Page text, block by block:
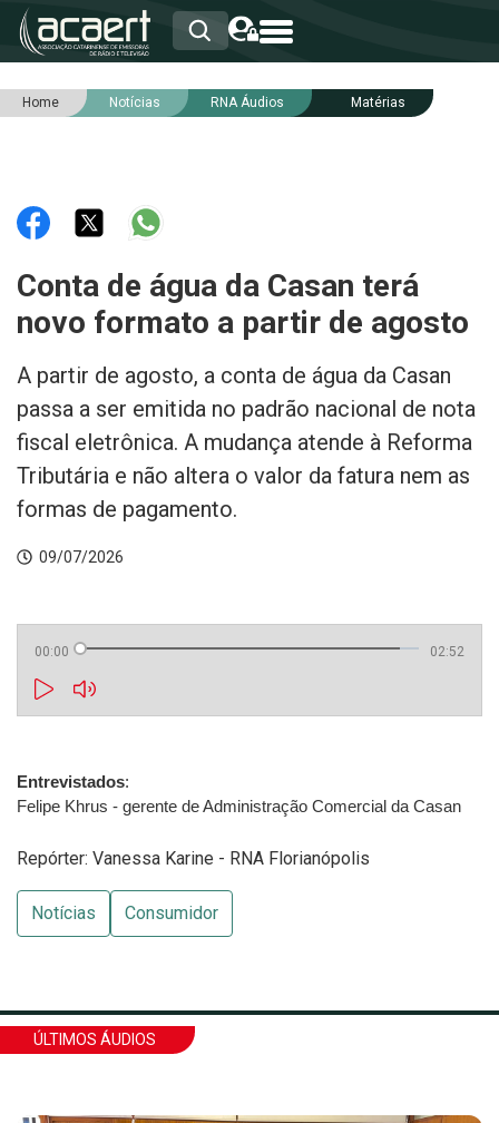
HOME
RNA
NOTÍCIAS
INTEGRIDADE
Home Notícias RNA Áudios Matérias
Conta de água da Casan terá
novo formato a partir de agosto
A partir de agosto, a conta de água da Casan
passa a ser emitida no padrão nacional de nota
fiscal eletrônica. A mudança atende à Reforma
Tributária e não altera o valor da fatura nem as
formas de pagamento.
09/07/2026
00:00 02:52
Entrevistados:
Felipe Khrus - gerente de Administração Comercial da Casan
Repórter: Vanessa Karine - RNA Florianópolis
Notícias Consumidor
ÚLTIMOS ÁUDIOS